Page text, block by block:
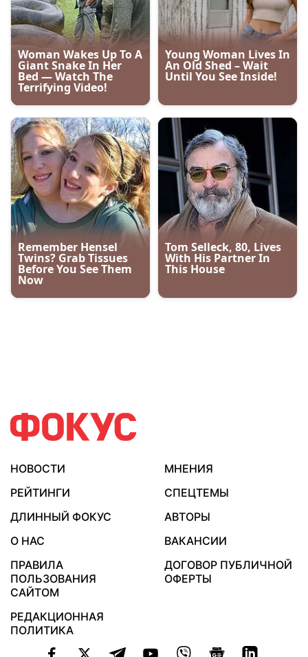
НОВОСТИ
МНЕНИЯ
РЕЙТИНГИ
СПЕЦТЕМЫ
ДЛИННЫЙ ФОКУС
АВТОРЫ
О НАС
ВАКАНСИИ
ПРАВИЛА
ПОЛЬЗОВАНИЯ
САЙТОМ
ДОГОВОР ПУБЛИЧНОЙ
ОФЕРТЫ
РЕДАКЦИОННАЯ
ПОЛИТИКА